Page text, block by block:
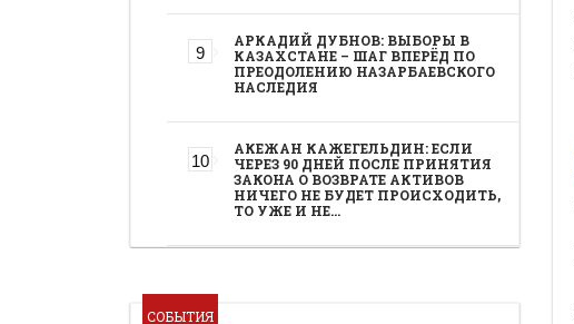
АРКАДИЙ ДУБНОВ: ВЫБОРЫ В
КАЗАХСТАНЕ – ШАГ ВПЕРЁД ПО
ПРЕОДОЛЕНИЮ НАЗАРБАЕВСКОГО
НАСЛЕДИЯ
АКЕЖАН КАЖЕГЕЛЬДИН: ЕСЛИ
ЧЕРЕЗ 90 ДНЕЙ ПОСЛЕ ПРИНЯТИЯ
ЗАКОНА О ВОЗВРАТЕ АКТИВОВ
НИЧЕГО НЕ БУДЕТ ПРОИСХОДИТЬ,
ТО УЖЕ И НЕ…
СОБЫТИЯ